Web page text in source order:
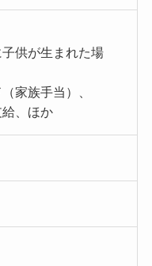
供が生まれた場
家族手当）、
、ほか